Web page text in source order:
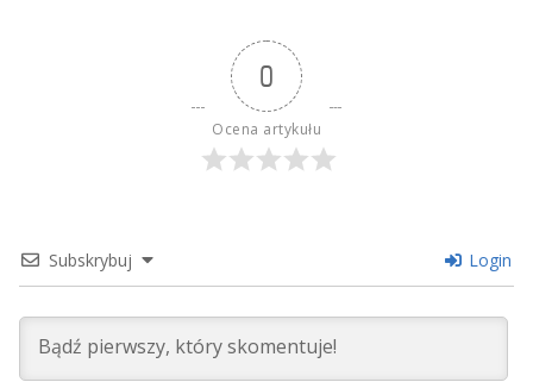
0
Ocena artykułu
Subskrybuj Login